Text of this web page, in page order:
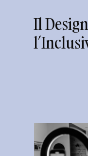
Il